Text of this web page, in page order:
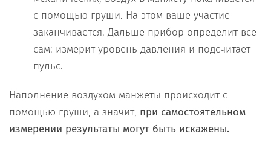
с помощью груши. На этом ваше участие
заканчивается. Дальше прибор определит все
сам: измерит уровень давления и подсчитает
пульс.
Наполнение воздухом манжеты происходит с
помощью груши, а значит, при самостоятельном
измерении результаты могут быть искажены.